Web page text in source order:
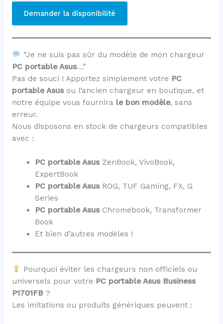
Demander la disponibilité
“Je ne suis pas sûr du modèle de mon chargeur
PC portable Asus…”
Pas de souci ! Apportez simplement votre PC
portable Asus ou l’ancien chargeur en boutique, et
notre équipe vous fournira le bon modèle, sans
erreur.
Nous disposons en stock de chargeurs compatibles
avec :
PC portable Asus ZenBook, VivoBook,
ExpertBook
PC portable Asus ROG, TUF Gaming, FX, G
Series
PC portable Asus Chromebook, Transformer
Book
Et bien d’autres modèles !
Pourquoi éviter les chargeurs non officiels ou
universels pour votre PC portable Asus Business
P1701FB?
Les imitations ou produits génériques peuvent :